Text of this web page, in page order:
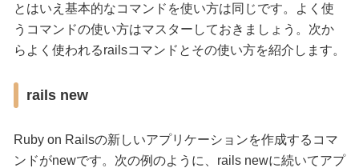
とはいえ基本的なコマンドを使い方は同じです。よく使
うコマンドの使い方はマスターしておきましょう。次か
らよく使われるrailsコマンドとその使い方を紹介します。
rails new
Ruby on Railsの新しいアプリケーションを作成するコマ
ンドがnewです。次の例のように、rails newに続いてアプ